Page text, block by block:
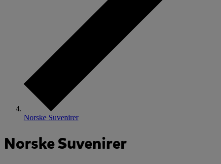
Norske Suvenirer
Norske Suvenirer